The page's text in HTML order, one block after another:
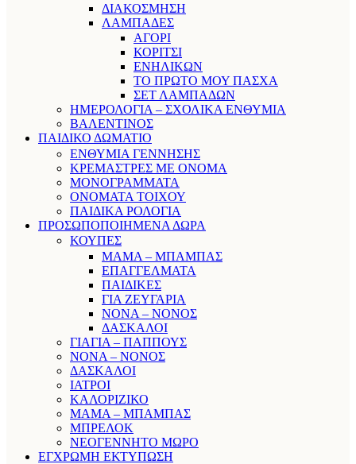
ΔΙΑΚΟΣΜΗΣΗ
ΛΑΜΠΑΔΕΣ
ΑΓΟΡΙ
ΚΟΡΙΤΣΙ
ΕΝΗΛΙΚΩΝ
ΤΟ ΠΡΩΤΟ ΜΟΥ ΠΑΣΧΑ
ΣΕΤ ΛΑΜΠΑΔΩΝ
ΗΜΕΡΟΛΟΓΙΑ – ΣΧΟΛΙΚΑ ΕΝΘΥΜΙΑ
ΒΑΛΕΝΤΙΝΟΣ
ΠΑΙΔΙΚΟ ΔΩΜΑΤΙΟ
ΕΝΘΥΜΙΑ ΓΕΝΝΗΣΗΣ
ΚΡΕΜΑΣΤΡΕΣ ΜΕ ΟΝΟΜΑ
ΜΟΝΟΓΡΑΜΜΑΤΑ
ΟΝΟΜΑΤΑ ΤΟΙΧΟΥ
ΠΑΙΔΙΚΑ ΡΟΛΟΓΙΑ
ΠΡΟΣΩΠΟΠΟΙΗΜΕΝΑ ΔΩΡΑ
ΚΟΥΠΕΣ
ΜΑΜΑ – ΜΠΑΜΠΑΣ
ΕΠΑΓΓΕΛΜΑΤΑ
ΠΑΙΔΙΚΕΣ
ΓΙΑ ΖΕΥΓΑΡΙΑ
ΝΟΝΑ – ΝΟΝΟΣ
ΔΑΣΚΑΛΟΙ
ΓΙΑΓΙΑ – ΠΑΠΠΟΥΣ
ΝΟΝΑ – ΝΟΝΟΣ
ΔΑΣΚΑΛΟΙ
ΙΑΤΡΟΙ
ΚΑΛΟΡΙΖΙΚΟ
ΜΑΜΑ – ΜΠΑΜΠΑΣ
ΜΠΡΕΛΟΚ
ΝΕΟΓΕΝΝΗΤΟ ΜΩΡΟ
ΕΓΧΡΩΜΗ ΕΚΤΥΠΩΣΗ